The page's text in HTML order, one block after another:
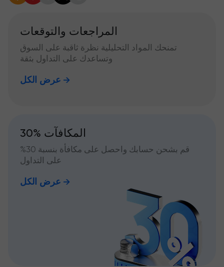
المراجعات والتوقعات
تمنحك المواد التحليلية نظرة ثاقبة على السوق
وتساعدك على التداول بثقة
عرض الكل
30% المكافآت
قم بشحن حسابك واحصل على مكافأة بنسبة 30%
على التداول
عرض الكل